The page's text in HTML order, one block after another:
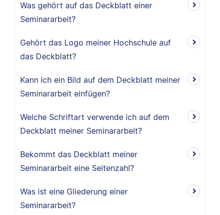
Was gehört auf das Deckblatt einer
Seminararbeit?
Gehört das Logo meiner Hochschule auf
das Deckblatt?
Kann ich ein Bild auf dem Deckblatt meiner
Seminararbeit einfügen?
Welche Schriftart verwende ich auf dem
Deckblatt meiner Seminararbeit?
Bekommt das Deckblatt meiner
Seminararbeit eine Seitenzahl?
Was ist eine Gliederung einer
Seminararbeit?